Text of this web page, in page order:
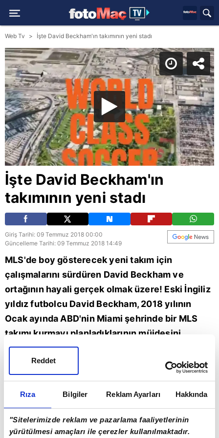
Rıza Bilgiler Reklam Ayarları Hakkında
"Sitelerimizde reklam ve pazarlama faaliyetlerinin
yürütülmesi amaçları ile çerezler kullanılmaktadır.
Reddet
Web Tv İşte David Beckham'ın takımının yeni stadı
İşte David Beckham'ın
takımının yeni stadı
Giriş Tarihi: 09 Temmuz 2018 00:00
Güncelleme Tarihi: 09 Temmuz 2018 14:49
MLS'de boy gösterecek yeni takım için
çalışmalarını sürdüren David Beckham ve
ortağının hayali gerçek olmak üzere! Eski İngiliz
yıldız futbolcu David Beckham, 2018 yılının
Ocak ayında ABD'nin Miami şehrinde bir MLS
takımı kurmayı planladıklarının müjdesini
vermişti. Bu takımın MLS'de mücadele
edebilmesi için gerekli yasal sürecin
başlatıldığını belirten David Beckham, Miami'de
büyük bir arazi üzerine stat ve tesis kurmayı
planladıklarını da açıklamıştı. Bu projenin
görüntüleri kısa süre önce futbolseverlerle
paylaşıldı.